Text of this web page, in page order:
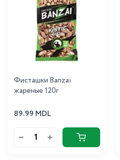
Фисташки Banzai
жареные 120г
89.99 MDL